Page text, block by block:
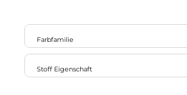
Farbfamilie
Stoff Eigenschaft